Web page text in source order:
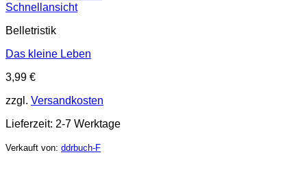
Schnellansicht
Belletristik
Das kleine Leben
3,99 €
zzgl. Versandkosten
Lieferzeit: 2-7 Werktage
Verkauft von: ddrbuch-F